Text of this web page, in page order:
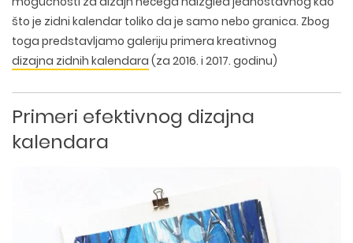
što je zidni kalendar toliko da je samo nebo granica. Zbog
toga predstavljamo galeriju primera kreativnog
dizajna zidnih kalendara (za 2016. i 2017. godinu)
Primeri efektivnog dizajna
kalendara